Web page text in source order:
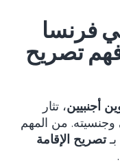
فرنسا
فهم تصريح
أجنبيين، تثار
وجنسيته. من المهم
تصريح الإقامة